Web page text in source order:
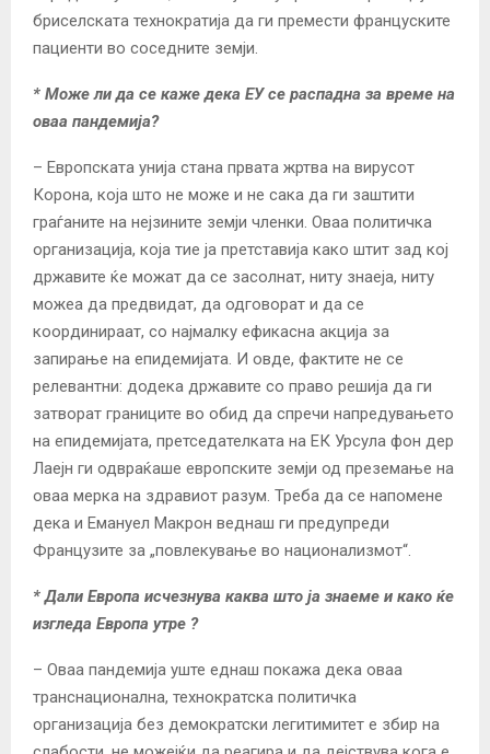
бриселската технократија да ги премести француските
пациенти во соседните земји.
* Може ли да се каже дека ЕУ се распадна за време на
оваа пандемија?
– Европската унија стана првата жртва на вирусот
Корона, која што не може и не сака да ги заштити
граѓаните на нејзините земји членки. Оваа политичка
организација, која тие ја претставија како штит зад кој
државите ќе можат да се засолнат, ниту знаеја, ниту
можеа да предвидат, да одговорат и да се
координираат, со најмалку ефикасна акција за
запирање на епидемијата. И овде, фактите не се
релевантни: додека државите со право решија да ги
затворат границите во обид да спречи напредувањето
на епидемијата, претседателката на ЕК Урсула фон дер
Лаејн ги одвраќаше европските земји од преземање на
оваа мерка на здравиот разум. Треба да се напомене
дека и Емануел Макрон веднаш ги предупреди
Французите за „повлекување во национализмот“.
* Дали Европа исчезнува каква што ја знаеме и како ќе
изгледа Европа утре ?
– Оваа пандемија уште еднаш покажа дека оваа
транснационална, технократска политичка
организација без демократски легитимитет е збир на